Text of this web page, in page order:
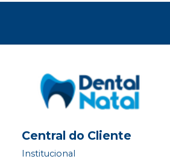
Central do Cliente
Institucional